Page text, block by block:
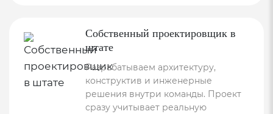
Собственный проектировщик в
штате
Разрабатываем архитектуру,
конструктив и инженерные
решения внутри команды. Проект
сразу учитывает реальную